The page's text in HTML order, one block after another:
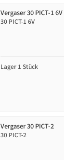
Vergaser 30 PICT-1 6V
30 PICT-1 6V
Lager 1 Stück
Vergaser 30 PICT-2
30 PICT-2